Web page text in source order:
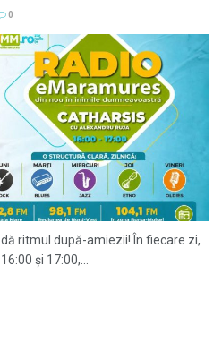
0
ritmul după-amiezii! În fiecare zi,
și 17:00,...